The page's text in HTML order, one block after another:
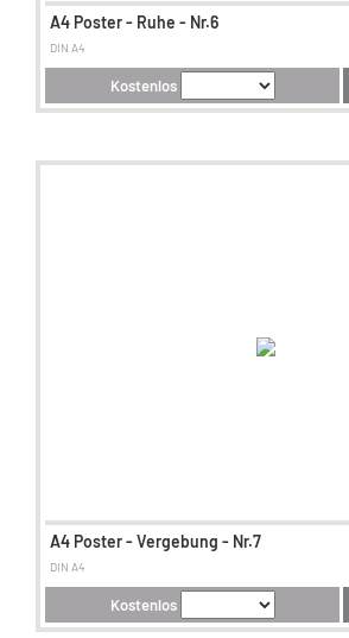
A4 Poster - Ruhe - Nr.6
DIN A4
Kostenlos
A4 Poster - Vergebung - Nr.7
DIN A4
Kostenlos